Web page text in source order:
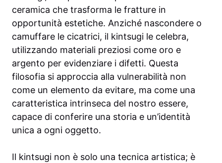
ceramica che trasforma le fratture in
opportunità estetiche. Anziché nascondere o
camuffare le cicatrici, il kintsugi le celebra,
utilizzando materiali preziosi come oro e
argento per evidenziare i difetti. Questa
filosofia si approccia alla vulnerabilità non
come un elemento da evitare, ma come una
caratteristica intrinseca del nostro essere,
capace di conferire una storia e un’identità
unica a ogni oggetto.
Il kintsugi non è solo una tecnica artistica; è